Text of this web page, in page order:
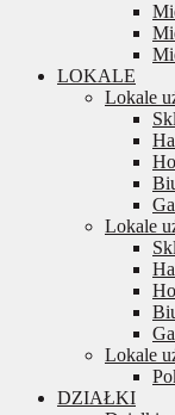
LOKALE
Lokale
Lokale
Lokale
DZIAŁKI